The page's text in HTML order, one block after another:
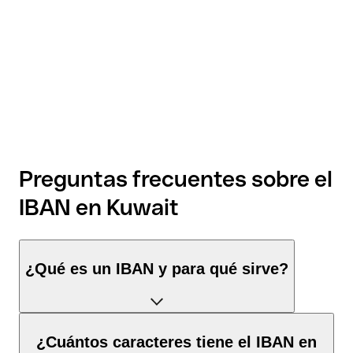
Preguntas frecuentes sobre el
IBAN en Kuwait
¿Qué es un IBAN y para qué sirve?
El IBAN de Kuwait tiene exactamente 30 caracteres y se
compone de tres elementos:
¿Cuántos caracteres tiene el IBAN en